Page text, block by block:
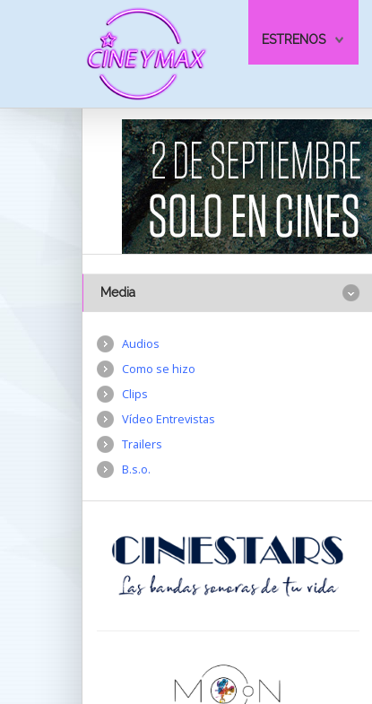
ESTRENOS
Media
Audios
Como se hizo
Clips
Vídeo Entrevistas
Trailers
B.s.o.